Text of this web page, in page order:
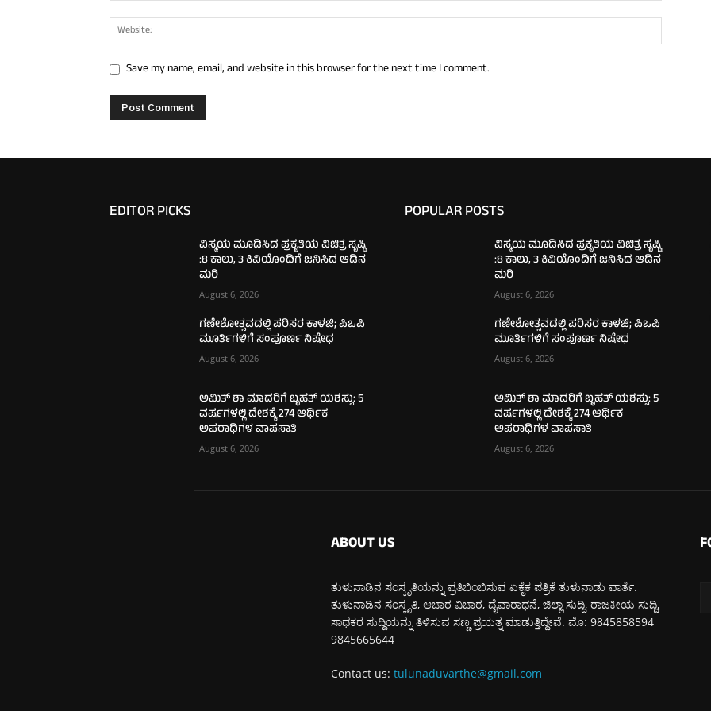
Save my name, email, and website in this browser for the next time I comment.
EDITOR PICKS
ವಿಸ್ಮಯ ಮೂಡಿಸಿದ ಪ್ರಕೃತಿಯ ವಿಚಿತ್ರ ಸೃಷ್ಟಿ
:8 ಕಾಲು, 3 ಕಿವಿಯೊಂದಿಗೆ ಜನಿಸಿದ ಆಡಿನ
ಮರಿ
August 6, 2026
ಗಣೇಶೋತ್ಸವದಲ್ಲಿ ಪರಿಸರ ಕಾಳಜಿ; ಪಿಒಪಿ
ಮೂರ್ತಿಗಳಿಗೆ ಸಂಪೂರ್ಣ ನಿಷೇಧ
August 6, 2026
ಅಮಿತ್ ಶಾ ಮಾದರಿಗೆ ಬೃಹತ್ ಯಶಸ್ಸು: 5
ವರ್ಷಗಳಲ್ಲಿ ದೇಶಕ್ಕೆ 274 ಆರ್ಥಿಕ
ಅಪರಾಧಿಗಳ ವಾಪಸಾತಿ
August 6, 2026
POPULAR POSTS
ವಿಸ್ಮಯ ಮೂಡಿಸಿದ ಪ್ರಕೃತಿಯ ವಿಚಿತ್ರ ಸೃಷ್ಟಿ
:8 ಕಾಲು, 3 ಕಿವಿಯೊಂದಿಗೆ ಜನಿಸಿದ ಆಡಿನ
ಮರಿ
August 6, 2026
ಗಣೇಶೋತ್ಸವದಲ್ಲಿ ಪರಿಸರ ಕಾಳಜಿ; ಪಿಒಪಿ
ಮೂರ್ತಿಗಳಿಗೆ ಸಂಪೂರ್ಣ ನಿಷೇಧ
August 6, 2026
ಅಮಿತ್ ಶಾ ಮಾದರಿಗೆ ಬೃಹತ್ ಯಶಸ್ಸು: 5
ವರ್ಷಗಳಲ್ಲಿ ದೇಶಕ್ಕೆ 274 ಆರ್ಥಿಕ
ಅಪರಾಧಿಗಳ ವಾಪಸಾತಿ
August 6, 2026
ABOUT US
ತುಳುನಾಡಿನ ಸಂಸ್ಕೃತಿಯನ್ನು ಪ್ರತಿಬಿಂಬಿಸುವ ಏಕೈಕ ಪತ್ರಿಕೆ ತುಳುನಾಡು ವಾರ್ತೆ.
ತುಳುನಾಡಿನ ಸಂಸ್ಕೃತಿ, ಆಚಾರ ವಿಚಾರ, ದೈವಾರಾಧನೆ, ಜಿಲ್ಲಾ ಸುದ್ದಿ, ರಾಜಕೀಯ ಸುದ್ದಿ,
ಸಾಧಕರ ಸುದ್ದಿಯನ್ನು ತಿಳಿಸುವ ಸಣ್ಣ ಪ್ರಯತ್ನ ಮಾಡುತ್ತಿದ್ದೇವೆ. ಮೊ: 9845858594
9845665644
Contact us: tulunaduvarthe@gmail.com